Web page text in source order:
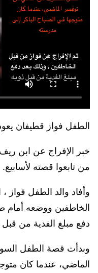
الطفل فواز قطيفان
خبر الإفراج عن ابن
من تابعوا قصته لأسابيع.
وأفاد والد الطفل فواز
الخاطفين ووضعه أمام
دفع مبلغ الفدية من قبل
وبدأت قصة الطفل
الماضي، عندما كان